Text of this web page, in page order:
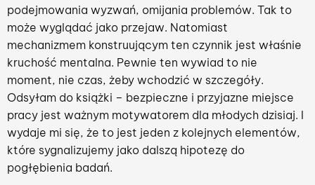
podejmowania wyzwań, omijania problemów. Tak to
może wyglądać jako przejaw. Natomiast
mechanizmem konstruującym ten czynnik jest właśnie
kruchość mentalna. Pewnie ten wywiad to nie
moment, nie czas, żeby wchodzić w szczegóły.
Odsyłam do książki – bezpieczne i przyjazne miejsce
pracy jest ważnym motywatorem dla młodych dzisiaj. I
wydaje mi się, że to jest jeden z kolejnych elementów,
które sygnalizujemy jako dalszą hipotezę do
pogłębienia badań.